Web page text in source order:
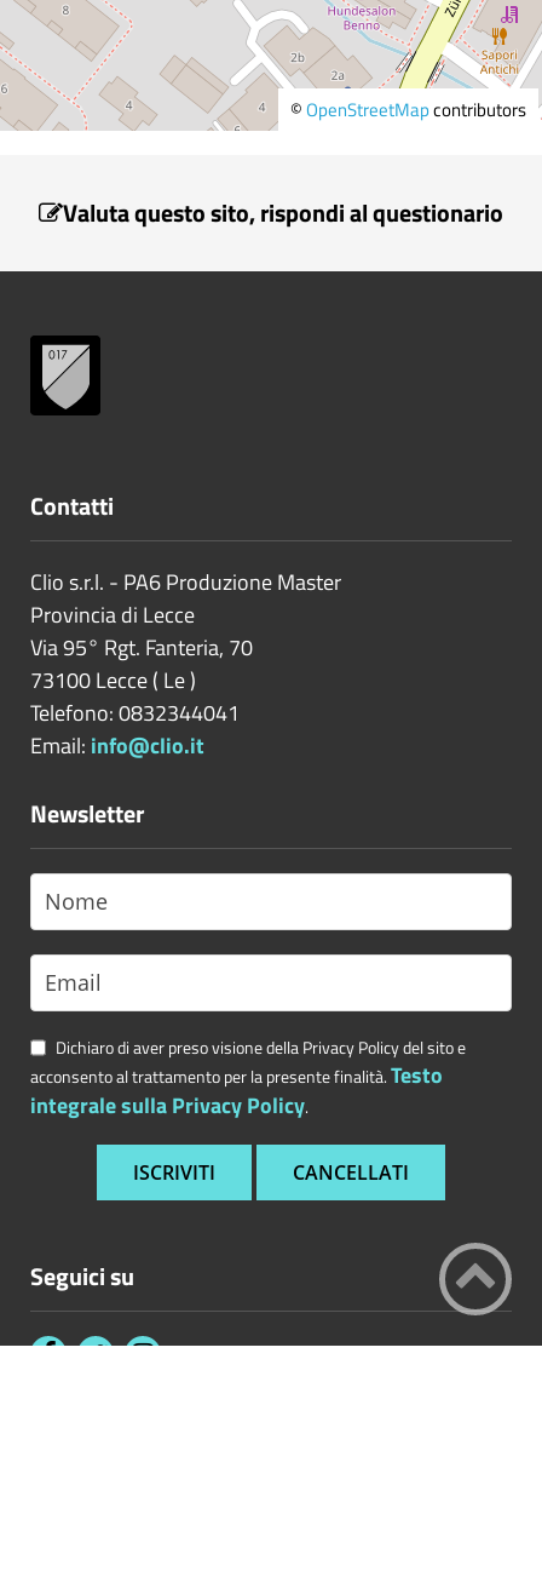
©OpenStreetMapcontributors
Valuta questo sito, rispondi al questionario
Contatti
Clio s.r.l. - PA6 Produzione Master
Provincia di Lecce
Via 95° Rgt. Fanteria, 70
73100Lecce( Le)
Telefono: 0832344041
Email: info@clio.it
Newsletter
Dichiaro di aver preso visione della Privacy Policy del sito e
acconsento al trattamento per la presente finalità.Testo
integrale sulla Privacy Policy.
Seguici su